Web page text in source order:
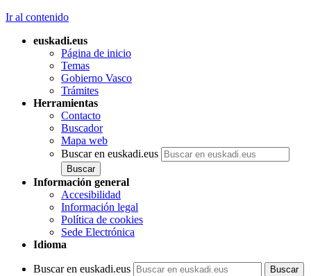
Ir al contenido
euskadi.eus
Página de inicio
Temas
Gobierno Vasco
Trámites
Herramientas
Contacto
Buscador
Mapa web
Buscar en euskadi.eus
Información general
Accesibilidad
Información legal
Política de cookies
Sede Electrónica
Idioma
Buscar en euskadi.eus